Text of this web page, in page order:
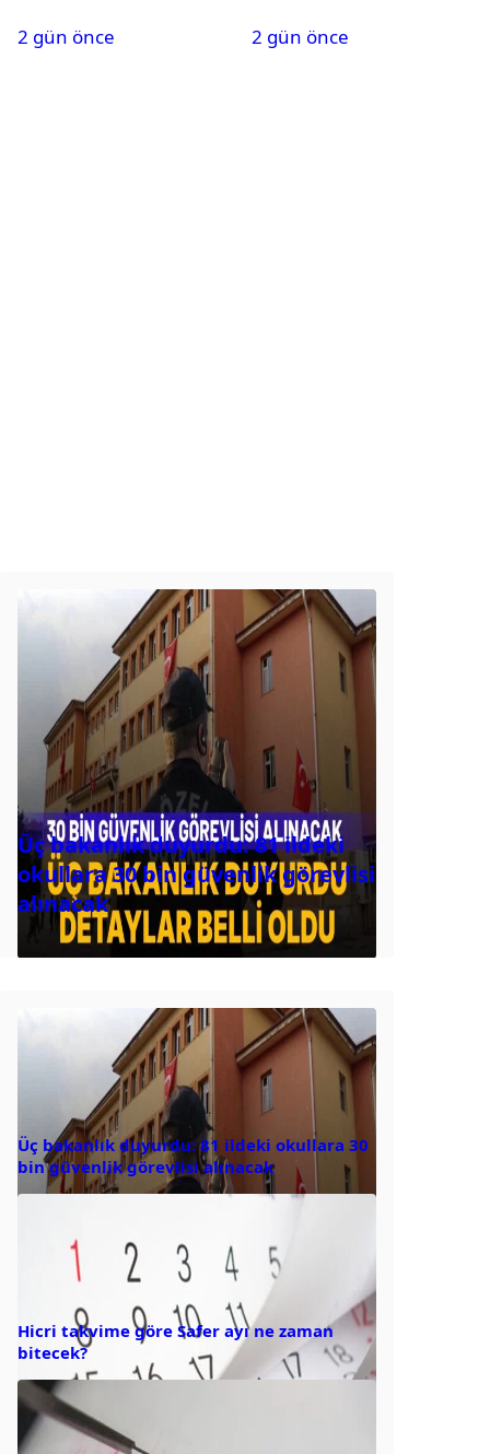
duyurusu
2 gün önce
2 gün önce
Üç bakanlık duyurdu: 81 ildeki
okullara 30 bin güvenlik görevlisi
alınacak
Üç bakanlık duyurdu: 81 ildeki okullara 30
bin güvenlik görevlisi alınacak
Hicri takvime göre Safer ayı ne zaman
bitecek?